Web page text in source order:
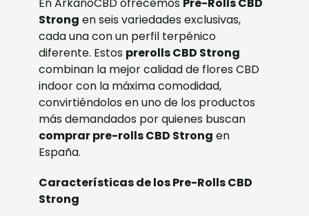
Strong en seis variedades exclusivas,
cada una con un perfil terpénico
diferente. Estos prerolls CBD Strong
combinan la mejor calidad de flores CBD
indoor con la máxima comodidad,
convirtiéndolos en uno de los productos
más demandados por quienes buscan
comprar pre-rolls CBD Strong en
España.
Características de los Pre-Rolls CBD
Strong